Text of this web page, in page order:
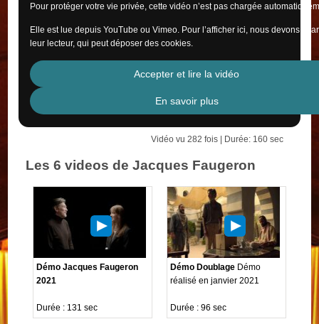
Pour protéger votre vie privée, cette vidéo n’est pas chargée
Elle est lue depuis YouTube ou Vimeo. Pour l’afficher ici, nous devons
leur lecteur, qui peut déposer des cookies.
Accepter et lire la vidéo
En savoir plus
Vidéo vu 282 fois | Durée: 160 sec
Les 6 videos de Jacques Faugeron
Démo Jacques Faugeron
2021
Durée : 131 sec
Démo Doublage Démo
réalisé en janvier 2021
Durée : 96 sec